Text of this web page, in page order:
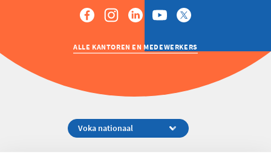
ALLE KANTOREN EN MEDEWERKERS